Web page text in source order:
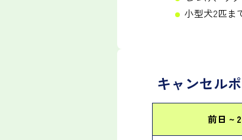
小型犬2匹ま
キャンセル
前日 ~